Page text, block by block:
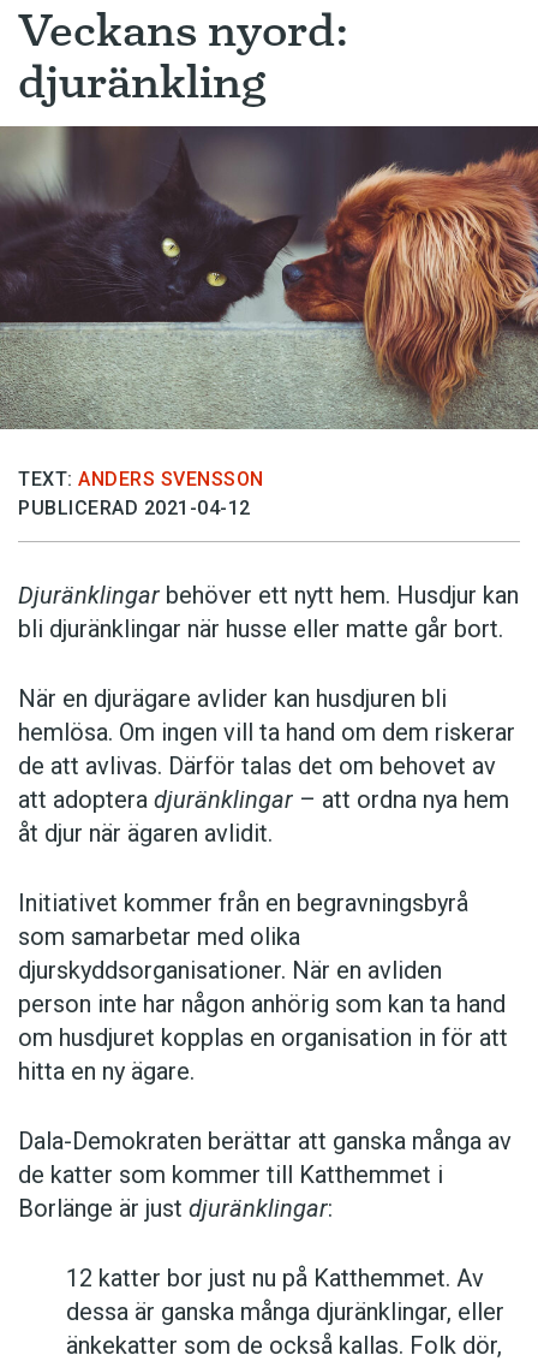
Veckans nyord:
djuränkling
TEXT: ANDERS SVENSSON
PUBLICERAD 2021-04-12
Djuränklingar behöver ett nytt hem. Husdjur kan
bli djuränklingar när husse eller matte går bort.
När en djurägare avlider kan husdjuren bli
hemlösa. Om ingen vill ta hand om dem riskerar
de att avlivas. Därför talas det om behovet av
att adoptera djuränklingar – att ordna nya hem
åt djur när ägaren avlidit.
Initiativet kommer från en begravningsbyrå
som samarbetar med olika
djurskyddsorganisationer. När en avliden
person inte har någon anhörig som kan ta hand
om husdjuret kopplas en organisation in för att
hitta en ny ägare.
Dala-Demokraten berättar att ganska många av
de katter som kommer till Katthemmet i
Borlänge är just djuränklingar:
12 katter bor just nu på Katthemmet. Av
dessa är ganska många djuränklingar, eller
änkekatter som de också kallas. Folk dör,